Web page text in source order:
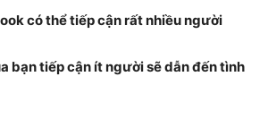
có thể tiếp cận rất nhiều người
bạn tiếp cận ít người sẽ dẫn đến tình